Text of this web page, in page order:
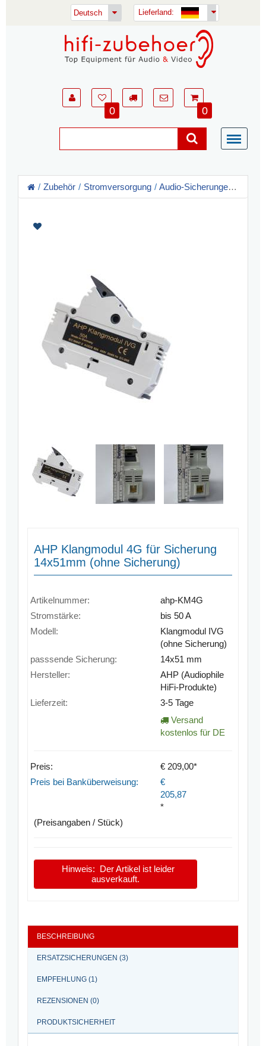
Deutsch Lieferland:
0 0
Zubehör Stromversorgung Audio-Sicherungen
AHP Klangmodul 4G für Sicherung
14x51mm (ohne Sicherung)
Artikelnummer:
ahp-KM4G
Stromstärke:
bis 50 A
Modell:
Klangmodul IVG
(ohne Sicherung)
passsende Sicherung:
14x51 mm
Hersteller:
AHP (Audiophile
HiFi-Produkte)
Lieferzeit:
3-5 Tage
Versand
kostenlos für DE
Preis:
€ 209,00*
Preis bei Banküberweisung:
€
205,87
*
(Preisangaben / Stück)
Hinweis: Der Artikel ist leider
ausverkauft.
BESCHREIBUNG
ERSATZSICHERUNGEN (3)
EMPFEHLUNG (1)
REZENSIONEN (0)
PRODUKTSICHERHEIT